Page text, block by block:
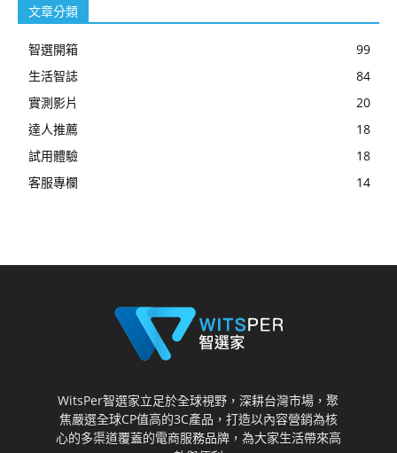
文章分類
智選開箱
99
生活智誌
84
實測影片
20
達人推薦
18
試用體驗
18
客服專欄
14
WitsPer智選家立足於全球視野，深耕台灣市場，聚
焦嚴選全球CP值高的3C產品，打造以內容營銷為核
心的多渠道覆蓋的電商服務品牌，為大家生活帶來高